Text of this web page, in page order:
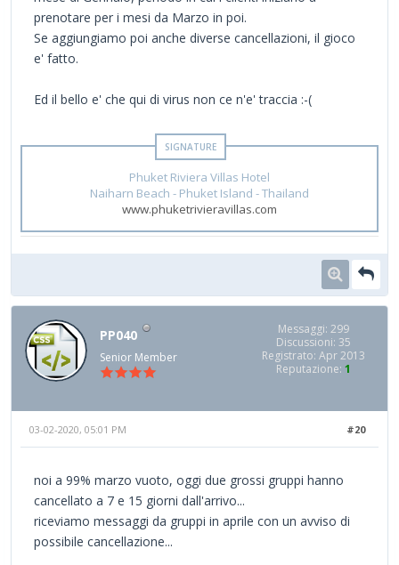
prenotare per i mesi da Marzo in poi.
Se aggiungiamo poi anche diverse cancellazioni, il gioco
e' fatto.
Ed il bello e' che qui di virus non ce n'e' traccia :-(
Phuket Riviera Villas Hotel
Naiharn Beach - Phuket Island - Thailand
www.phuketrivieravillas.com
PP040
Senior Member
Messaggi: 299
Discussioni: 35
Registrato: Apr 2013
Reputazione: 1
#20
03-02-2020, 05:01 PM
noi a 99% marzo vuoto, oggi due grossi gruppi hanno
cancellato a 7 e 15 giorni dall'arrivo...
riceviamo messaggi da gruppi in aprile con un avviso di
possibile cancellazione...